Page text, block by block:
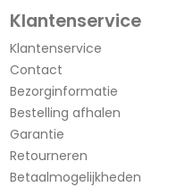
Klantenservice
Klantenservice
Contact
Bezorginformatie
Bestelling afhalen
Garantie
Retourneren
Betaalmogelijkheden